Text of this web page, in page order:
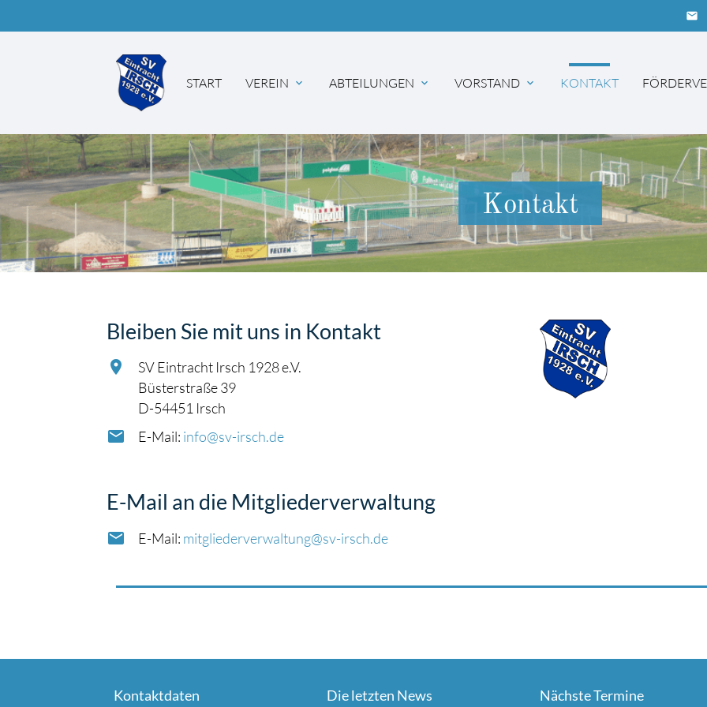
email
START VEREIN ABTEILUNGEN VORSTAND KONTAKT
Suchbegriffe
Kontakt
Bleiben Sie mit uns in Kontakt
SV Eintracht Irsch 1928 e.V.
Büsterstraße 39
D-54451 Irsch
E-Mail: info@sv-irsch.de
E-Mail an die Mitgliederverwaltung
E-Mail: mitgliederverwaltung@sv-irsch.de
Kontaktdaten Die letzten News Nächste Termine